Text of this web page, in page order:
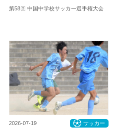
第58回 中国中学校サッカー選手権大会
2026-07-19 サッカー